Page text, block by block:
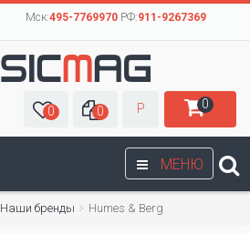
Мск:495-7769970РФ:911-9267369
0 0 Р 0
МЕНЮ
Наши бренды Humes & Berg